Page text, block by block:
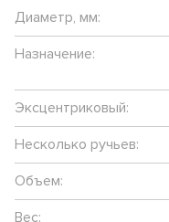
Диаметр, мм:
Назначение:
Эксцентриковый:
Несколько ручьев:
Объем:
Вес: